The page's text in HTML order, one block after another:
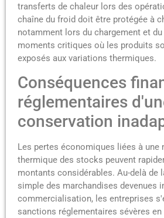
transferts de chaleur lors des
chaîne du froid doit être protégée à
notamment lors du chargement et
moments critiques où les produits
exposés aux variations thermiques.
Conséquences
réglementaires
conservation
Les pertes économiques liées à une
thermique des stocks peuvent
montants considérables. Au-delà de
simple des marchandises devenues
commercialisation, les entreprises
sanctions réglementaires sévères